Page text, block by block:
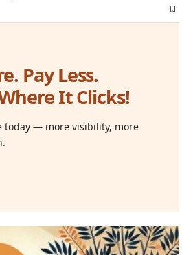
Pay Less.
It Clicks!
today — more visibility, more